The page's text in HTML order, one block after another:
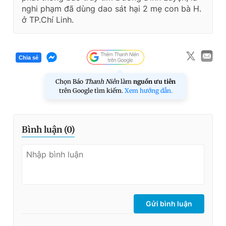
nghi phạm đã dùng dao sát hại 2 mẹ con bà H.
ở TP.Chí Linh.
Chia sẻ
Chọn Báo Thanh Niên làm nguồn ưu tiên
trên Google tìm kiếm. Xem hướng dẫn.
Bình luận (0)
Gửi bình luận